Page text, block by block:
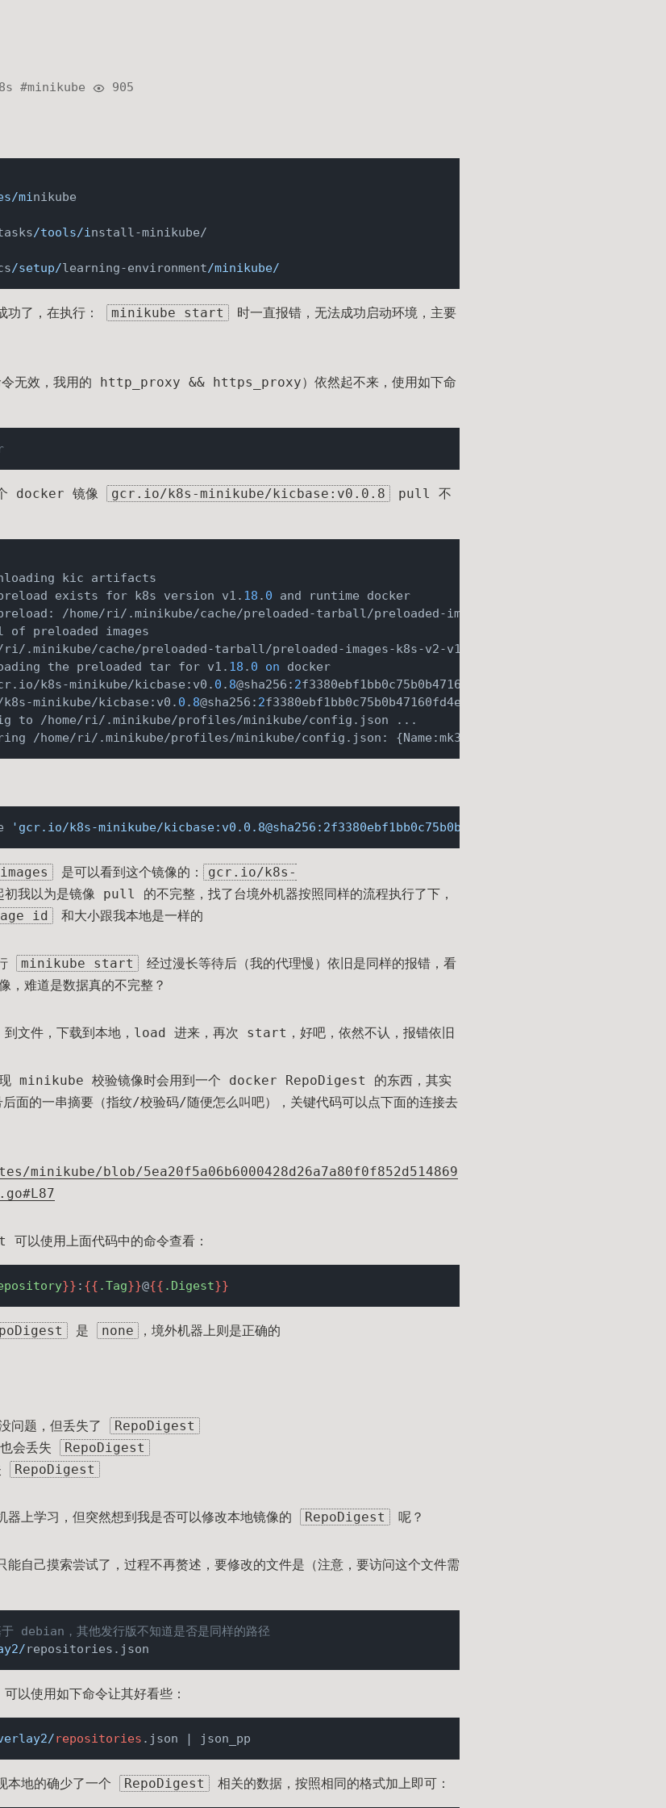
minikube 905
mi
/tools/i
/setup/learning-environment/minikube/
功了，在执行： minikube start
时一直报错，无法成功启动环境，主要
无效，我用的 http_proxy && https_proxy）依然起不来，使用如下命
个 docker 镜像 gcr.io/k8s-minikube/kicbase:v0.0.8
pull 不
exists for k8s version v1. 18 . 0
/home/ri/.minikube/cache/preloaded-tarball/preloaded-images-k8s-v2-v1.
ri/.minikube/cache/preloaded-tarball/preloaded-images-k8s-v2-v1.
the preloaded tar for v1. 18 . 0
on
k8s-minikube/kicbase:v0. 0 . 8@sha256: 2
minikube/kicbase:v0. 0 . 8@sha256: 2
/home/ri/.minikube/profiles/minikube/config.json:
'gcr.io/k8s-minikube/
是可以看到这个镜像的：
gcr.io/k8s-
初我以为是镜像 pull 的不完整，找了台境外机器按照同样的流程执行了下，
id 和大小跟我本地是一样的
minikube start
经过漫长等待后（我的代理慢）依旧是同样的报错，看
难道是数据真的不完整？
文件，下载到本地，load 进来，再次 start，好吧，依然不认，报错依旧
minikube 校验镜像时会用到一个 docker RepoDigest 的东西，其实
后面的一串摘要（指纹/校验码/随便怎么叫吧），关键代码可以点下面的连接去
minikube/blob/5ea20f5a06b6000428d26a7a80f0f852d514869
使用上面代码中的命令查看：
}} : {{ .Tag}}@{{ .Digest}}
是 none ，境外机器上则是正确的
题，但丢失了
RepoDigest
会丢失
RepoDigest
RepoDigest
器上学习，但突然想到我是否可以修改本地镜像的 RepoDigest 呢？
能自己摸索尝试了，过程不再赘述，要修改的文件是（注意，要访问这个文件需
，其他发行版不知道是否是同样的路径
以使用如下命令让其好看些：
repositories
本地的确少了一个 RepoDigest 相关的数据，按照相同的格式加上即可：